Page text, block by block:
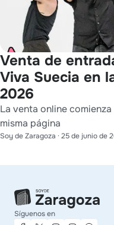
Venta de
Viva Suecia en
2026
La venta online
misma página
Soy de Zaragoza · 25 de junio de
Síguenos en